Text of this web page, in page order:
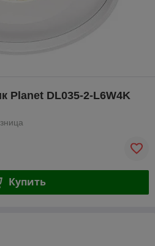
Planet DL035-2-L6W4K
Купить